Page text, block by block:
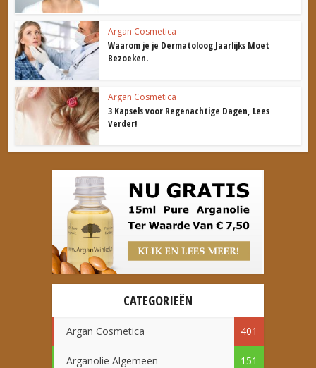
Argan Cosmetica
Waarom je je Dermatoloog Jaarlijks Moet
Bezoeken.
Argan Cosmetica
3 Kapsels voor Regenachtige Dagen, Lees
Verder!
CATEGORIEËN
Argan Cosmetica 401
Arganolie Algemeen 151